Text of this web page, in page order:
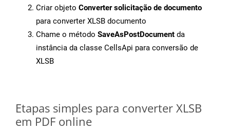
Criar objeto Converter solicitação de documento
para converter XLSB documento
Chame o método SaveAsPostDocument da
instância da classe CellsApi para conversão de
XLSB
Etapas simples para converter XLSB
em PDF online